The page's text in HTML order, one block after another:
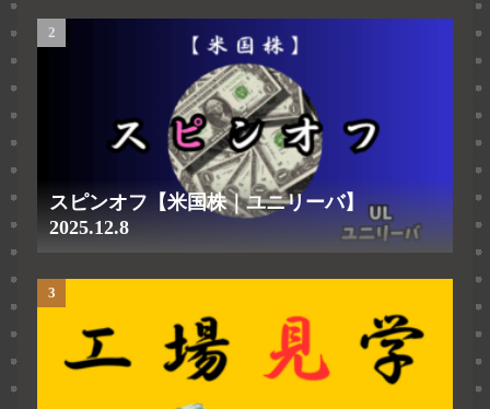
スピンオフ【米国株｜ユニリーバ】
2025.12.8